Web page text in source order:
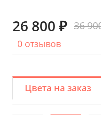
26 800 ₽ 36
0 отзывов
Цвета на заказ